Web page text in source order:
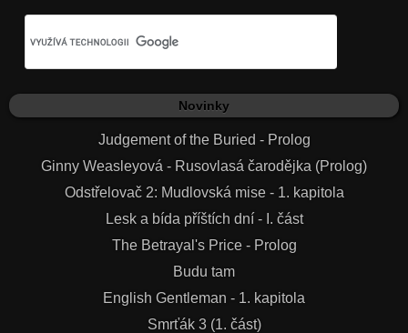
Novinky
Judgement of the Buried - Prolog
Ginny Weasleyová - Rusovlasá čarodějka (Prolog)
Odstřelovač 2: Mudlovská mise - 1. kapitola
Lesk a bída příštích dní - I. část
The Betrayal's Price - Prolog
Budu tam
English Gentleman - 1. kapitola
Smrťák 3 (1. část)